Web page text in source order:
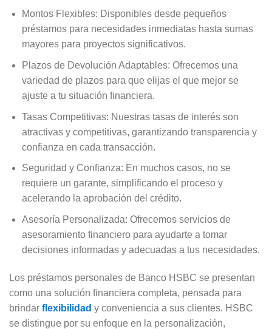
Montos Flexibles: Disponibles desde pequeños
préstamos para necesidades inmediatas hasta sumas
mayores para proyectos significativos.
Plazos de Devolución Adaptables: Ofrecemos una
variedad de plazos para que elijas el que mejor se
ajuste a tu situación financiera.
Tasas Competitivas: Nuestras tasas de interés son
atractivas y competitivas, garantizando transparencia y
confianza en cada transacción.
Seguridad y Confianza: En muchos casos, no se
requiere un garante, simplificando el proceso y
acelerando la aprobación del crédito.
Asesoría Personalizada: Ofrecemos servicios de
asesoramiento financiero para ayudarte a tomar
decisiones informadas y adecuadas a tus necesidades.
Los préstamos personales de Banco HSBC se presentan
como una solución financiera completa, pensada para
brindar flexibilidad y conveniencia a sus clientes. HSBC
se distingue por su enfoque en la personalización,